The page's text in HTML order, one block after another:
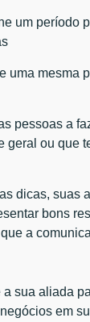
um período
uma mesma
pessoas a
geral ou que
dicas, suas
bons
a
a sua aliada
em